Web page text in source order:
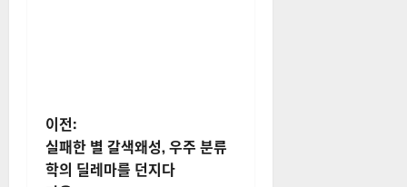
게
시
이전:
실패한 별 갈색왜성, 우주 분류
학의 딜레마를 던지다